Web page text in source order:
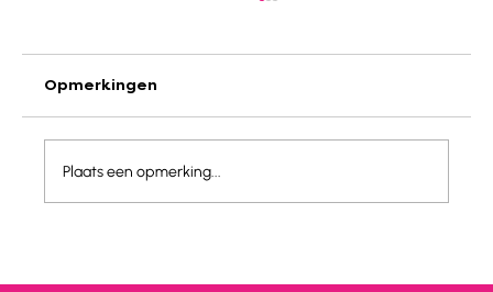
Opmerkingen
Plaats een opmerking...